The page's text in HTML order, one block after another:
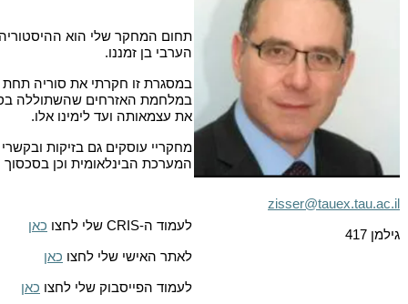
zisser@tauex.tau.ac.il
גילמן 417
תחום המחקר שלי הוא ההיסטוריה
הערבי בן זמננו.
במסגרת זו חקרתי את סוריה
במלחמת האזרחים שהשתוללה
את עצמאותה ועד לימינו אלו.
מחקריי עוסקים גם בזיקות
המערכת הבינלאומית וכן בסכסוך
לעמוד ה-CRIS שלי לחצו כאן
לאתר האישי שלי לחצו כאן
לעמוד הפייסבוק שלי לחצו כאן